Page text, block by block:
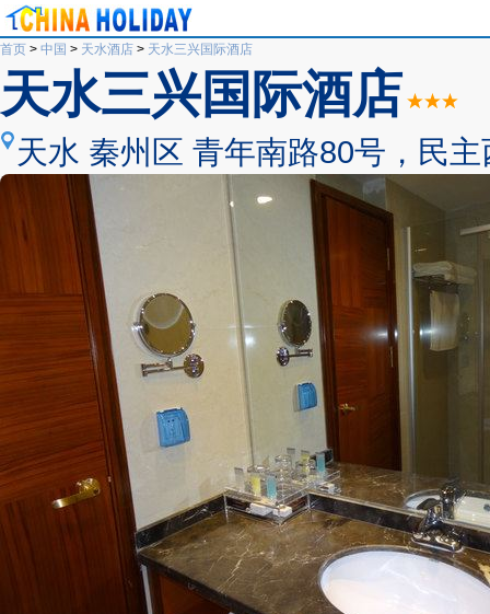
首页 > 中国 > 天水酒店 > 天水三兴国际酒店
天水三兴国际酒店
天水 秦州区 青年南路80号，民主